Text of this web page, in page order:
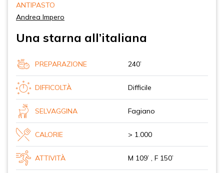
ANTIPASTO
Andrea Impero
Una starna all’italiana
PREPARAZIONE 240’
DIFFICOLTÀ Difficile
SELVAGGINA Fagiano
CALORIE > 1.000
ATTIVITÀ M 109’ , F 150’